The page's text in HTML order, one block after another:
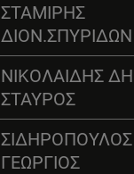
ΣΤΑΜΙΡΗΣ
ΔΙΟΝ.ΣΠΥΡΙΔΩΝ
ΝΙΚΟΛΑΙΔΗΣ
ΣΤΑΥΡΟΣ
ΣΙΔΗΡΟΠΟΥΛΟΣ
ΓΕΩΡΓΙΟΣ